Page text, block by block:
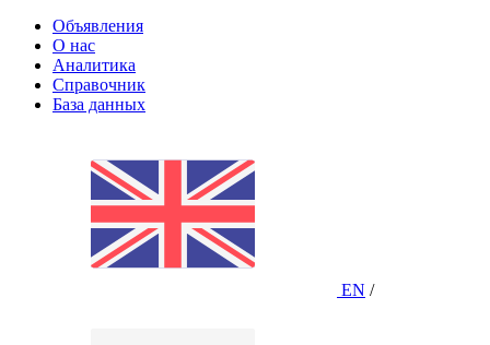
Объявления
О нас
Аналитика
Справочник
База данных
EN /